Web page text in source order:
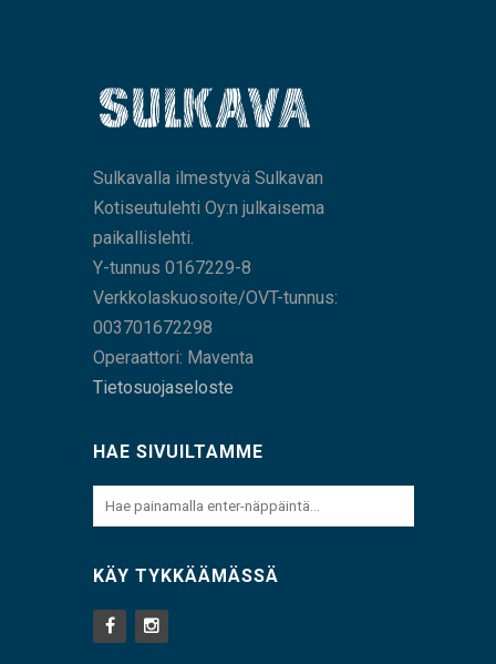
Sulkavalla ilmestyvä Sulkavan
Kotiseutulehti Oy:n julkaisema
paikallislehti.
Y-tunnus 0167229-8
Verkkolaskuosoite/OVT-tunnus:
003701672298
Operaattori: Maventa
Tietosuojaseloste
HAE SIVUILTAMME
KÄY TYKKÄÄMÄSSÄ